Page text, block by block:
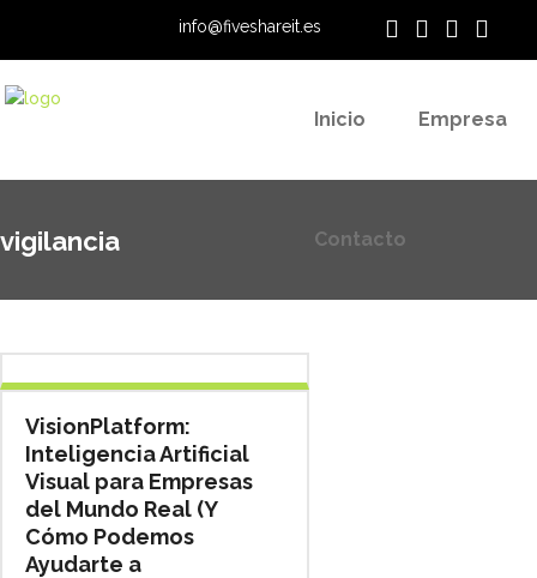
info@fiveshareit.es
Inicio Empresa
Contacto
Contacto
vigilancia
VisionPlatform:
Inteligencia Artificial
Visual para Empresas
del Mundo Real (Y
Cómo Podemos
Ayudarte a